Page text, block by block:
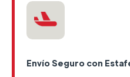
Envío Seguro con